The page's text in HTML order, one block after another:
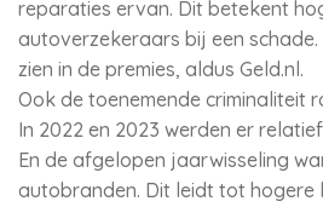
reparaties ervan. Dit betekent
autoverzekeraars bij een
zien in de premies, aldus Geld.nl.
Ook de toenemende criminaliteit
In 2022 en 2023 werden er
En de afgelopen jaarwisseling
autobranden. Dit leidt tot hogere